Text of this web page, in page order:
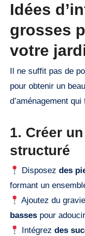
Idées
grosses
votre
Il ne suffit pas de
pour obtenir un
d’aménagement
1. Créer
structuré
Disposezdes
formant un
Ajoutez du
basses pour
Intégrezdes